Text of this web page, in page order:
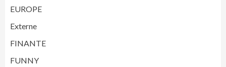
EUROPE
Externe
FINANTE
FUNNY